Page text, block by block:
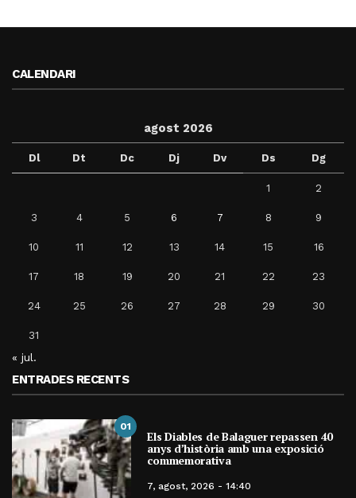
CALENDARI
agost 2026
Dl Dt Dc Dj Dv Ds Dg
1 2
3 4 5 6 7 8 9
10 11 12 13 14 15 16
17 18 19 20 21 22 23
24 25 26 27 28 29 30
31
« jul.
ENTRADES RECENTS
01
Els Diables de Balaguer repassen 40
anys d’història amb una exposició
commemorativa
7, agost, 2026 - 14:40